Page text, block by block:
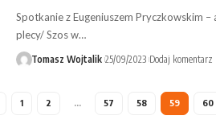
Spotkanie z Eugeniuszem Pryczkowskim –
plecy/ Szos w…
Tomasz Wojtalik 25/09/2023 Dodaj komentarz
1 2 … 57 58 59 60